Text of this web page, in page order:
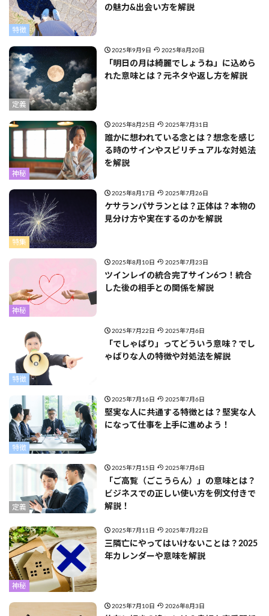
特徴
の魅力&出会い方を解説
定義
2025年9月9日 2025年8月20日
「明日の月は綺麗でしょうね」に込めら
れた意味とは？元ネタや返し方を解説
神秘
2025年8月25日 2025年7月31日
誰かに想われている念とは？想念を感じ
る時のサインやスピリチュアルな対処法
を解説
特集
2025年8月17日 2025年7月26日
ケサランパサランとは？正体は？本物の
見分け方や実在するのかを解説
神秘
2025年8月10日 2025年7月23日
ツインレイの統合完了サイン6つ！統合
した後の相手との関係を解説
特徴
2025年7月22日 2025年7月6日
「でしゃばり」ってどういう意味？でし
ゃばりな人の特徴や対処法を解説
特徴
2025年7月16日 2025年7月6日
堅実な人に共通する特徴とは？堅実な人
になって仕事を上手に進めよう！
定義
2025年7月15日 2025年7月6日
「ご高覧（ごこうらん）」の意味とは？
ビジネスでの正しい使い方を例文付きで
解説！
神秘
2025年7月11日 2025年7月22日
三隣亡にやってはいけないことは？2025
年カレンダーや意味を解説
2025年7月10日 2026年8月3日